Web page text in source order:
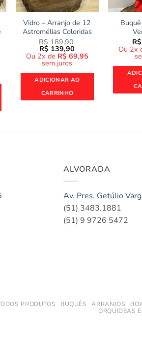
Vidro – Arranjo de 12
Astromélias Coloridas
R$189,90
O
preço
original
era:
R$ 189,90.
R$ 139,90
preço
atual
R$ 139,90.
Ou 2x de R$ 69,95
sem juros
ADICIONAR AO
CARRINHO
R$
Ou 2x
ALVORADA
Av. Pres. Getúlio
(51) 3483.1881
(51) 9 9726 5472
PRODUTOS BUQUÊS ARRANJOS
ORQUÍDEAS